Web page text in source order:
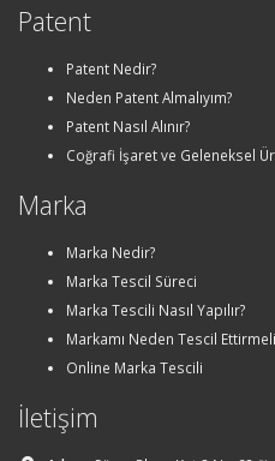
Patent
Patent Nedir?
Neden Patent Almalıyım?
Patent Nasıl Alınır?
Coğrafi İşaret ve Geleneksel
Marka
Marka Nedir?
Marka Tescil Süreci
Marka Tescili Nasıl Yapılır?
Markamı Neden Tescil
Online Marka Tescili
İletişim